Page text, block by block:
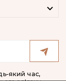

який час,